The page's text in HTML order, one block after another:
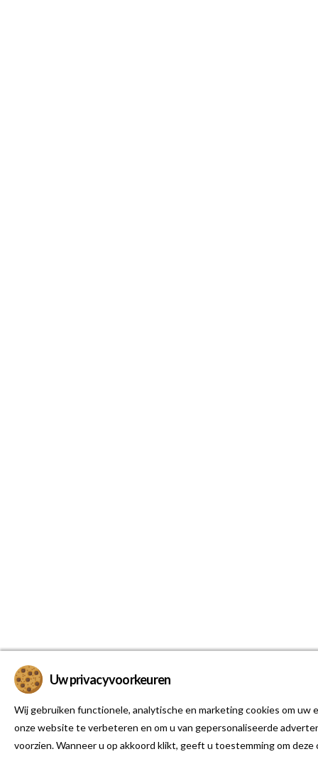
Uw privacyvoorkeuren
Wij gebruiken functionele, analytische en marketing cookies om uw
onze website te verbeteren en om u van gepersonaliseerde
voorzien. Wanneer u op akkoord klikt, geeft u toestemming om deze